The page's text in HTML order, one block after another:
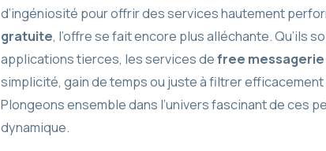
d’ingéniosité pour offrir des services hautement
gratuite, l’offre se fait encore plus alléchante. Qu’ils
applications tierces, les services defree
simplicité, gain de temps ou juste à filtrer
Plongeons ensemble dans l’univers fascinant de ces
dynamique.